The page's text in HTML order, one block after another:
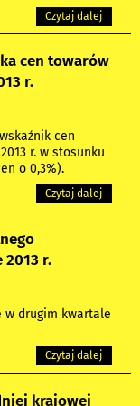
Czytaj dalej
cen towarów
r.
cen
r. w stosunku
o 0,3%).
Czytaj dalej
r.
w drugim kwartale
Czytaj dalej
krajowej